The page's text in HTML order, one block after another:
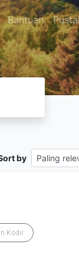
Bantuan
by
Kodir